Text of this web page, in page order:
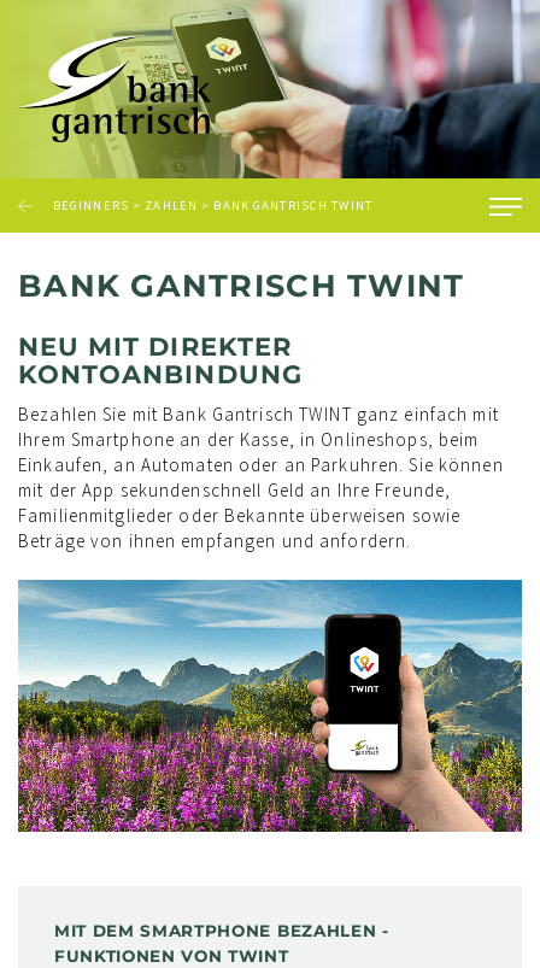
BEGINNERS > ZAHLEN > BANK GANTRISCH TWINT
BANK GANTRISCH TWINT
NEU MIT DIREKTER
KONTOANBINDUNG
Bezahlen Sie mit Bank Gantrisch TWINT ganz einfach mit
Ihrem Smartphone an der Kasse, in Onlineshops, beim
Einkaufen, an Automaten oder an Parkuhren. Sie können
mit der App sekundenschnell Geld an Ihre Freunde,
Familienmitglieder oder Bekannte überweisen sowie
Beträge von ihnen empfangen und anfordern.
MIT DEM SMARTPHONE BEZAHLEN -
FUNKTIONEN VON TWINT